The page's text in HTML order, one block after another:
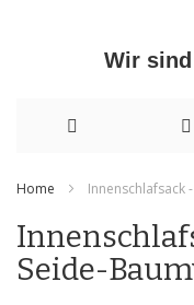
Wir
Inhalt
Home Innenschlafsack
Seide-